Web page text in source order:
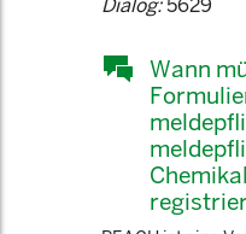
Dialog:5629
Wann